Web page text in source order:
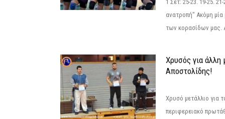
1 Σετ: 25-23. 19-25.
ανατροπή" Ακόμη μία
των κορασίδων μας.
Χρυσός για άλλη
Αποστολίδης!
Χρυσό μετάλλιο για
περιφερειακό